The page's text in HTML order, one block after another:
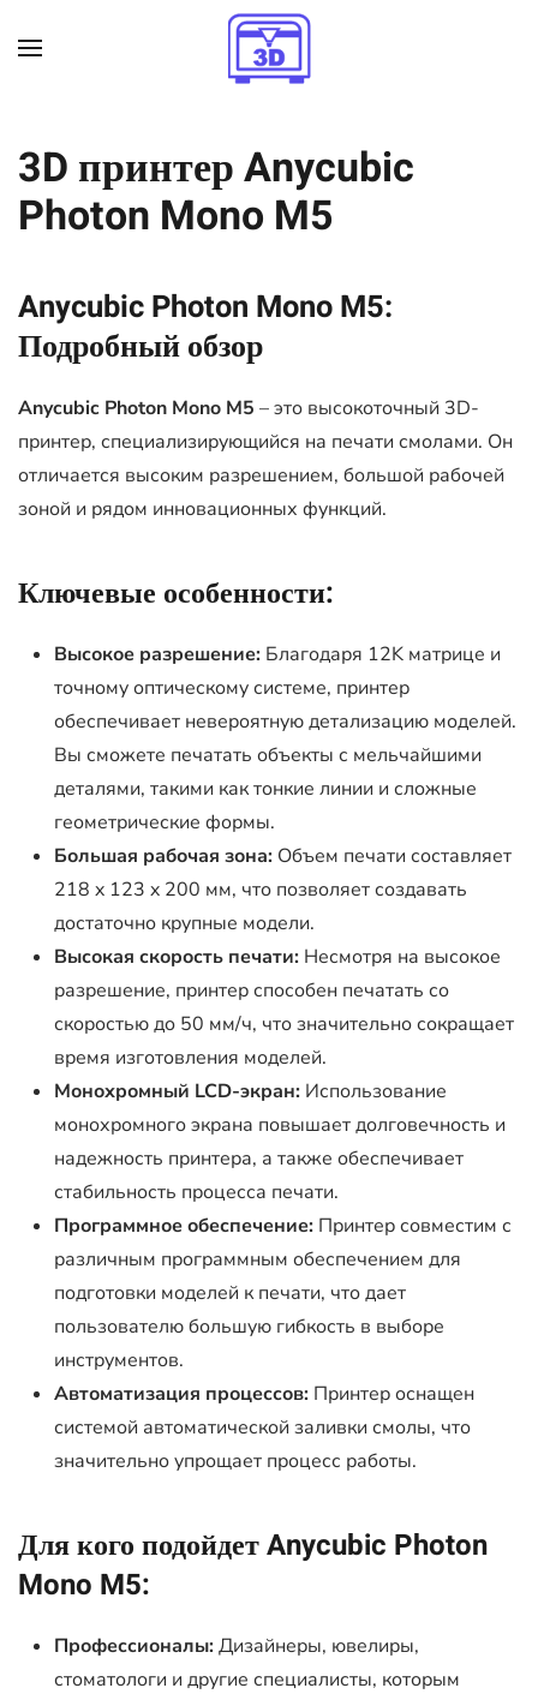
Skip to main content
3D принтер Anycubic
Photon Mono M5
Anycubic Photon Mono M5:
Подробный обзор
Anycubic Photon Mono M5 – это высокоточный 3D-
принтер, специализирующийся на печати смолами. Он
отличается высоким разрешением, большой рабочей
зоной и рядом инновационных функций.
Ключевые особенности:
Высокое разрешение: Благодаря 12K матрице и
точному оптическому системе, принтер
обеспечивает невероятную детализацию моделей.
Вы сможете печатать объекты с мельчайшими
деталями, такими как тонкие линии и сложные
геометрические формы.
Большая рабочая зона: Объем печати составляет
218 x 123 x 200 мм, что позволяет создавать
достаточно крупные модели.
Высокая скорость печати: Несмотря на высокое
разрешение, принтер способен печатать со
скоростью до 50 мм/ч, что значительно сокращает
время изготовления моделей.
Монохромный LCD-экран: Использование
монохромного экрана повышает долговечность и
надежность принтера, а также обеспечивает
стабильность процесса печати.
Программное обеспечение: Принтер совместим с
различным программным обеспечением для
подготовки моделей к печати, что дает
пользователю большую гибкость в выборе
инструментов.
Автоматизация процессов: Принтер оснащен
системой автоматической заливки смолы, что
значительно упрощает процесс работы.
Для кого подойдет Anycubic Photon
Mono M5:
Профессионалы:Дизайнеры, ювелиры,
стоматологи и другие специалисты, которым